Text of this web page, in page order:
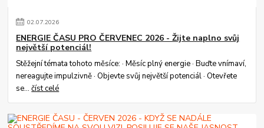
02.07.2026
ENERGIE ČASU PRO ČERVENEC 2026 - Žijte naplno svůj
největší potenciál!
Stěžejní témata tohoto měsíce: · Měsíc plný energie · Buďte vnímaví,
nereagujte impulzivně · Objevte svůj největší potenciál · Otevřete
se...číst celé